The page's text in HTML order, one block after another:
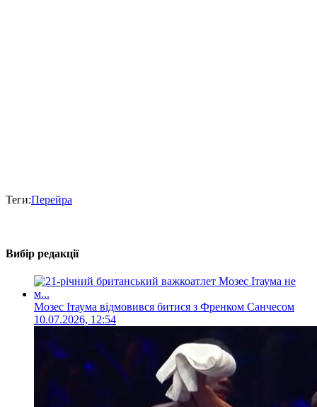
Теги:Перейра
Вибір редакції
Мозес Ітаума відмовився битися з Френком Санчесом
10.07.2026, 12:54